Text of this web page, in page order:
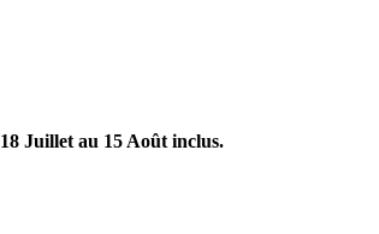
Juillet au 15 Août inclus.